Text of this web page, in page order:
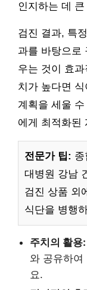
인지하는 데
검진 결과, 특
과를 바탕으로
우는 것이 효
치가 높다면
계획을 세울
에게 최적화된
전문가 팁:
대병원 강남
검진 상품 외
식단을 병행
주치의 활용:
와 공유하여
요.